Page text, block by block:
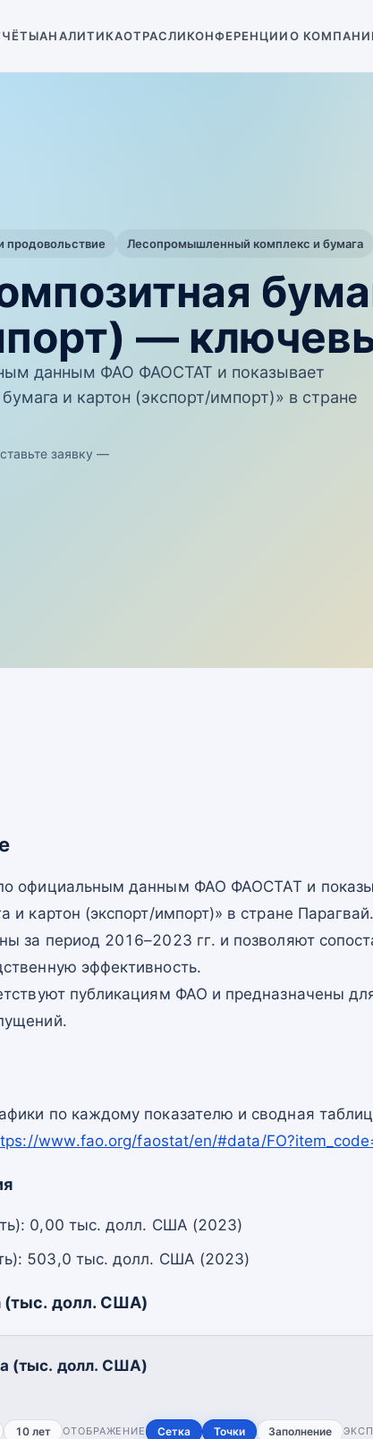
АНАЛИТИКАОТРАСЛИКОНФЕРЕНЦИИО
продовольствие Лесопромышленный комплекс и бумага
—
данным ФАО ФАОСТАТ и показывает
и картон (экспорт/импорт)» в стране
заявку —
официальным данным ФАО ФАОСТАТ и
и картон (экспорт/импорт)» в стране Парагвай.
за период 2016–2023 гг. и позволяют
эффективность.
публикациям ФАО и предназначены
по каждому показателю и сводная
www.fao.org/faostat/en/#data/
0,00 тыс. долл. США (2023)
503,0 тыс. долл. США (2023)
(тыс. долл. США)
(тыс. долл. США)
10 лет ОТОБРАЖЕНИЕ Сетка Точки Заполнение